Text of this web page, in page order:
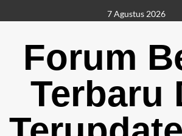
to
7 Agustus 2026
Forum
Terbaru